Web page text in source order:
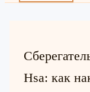
Hsa: как